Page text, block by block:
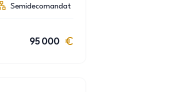
Semidecomandat
95 000